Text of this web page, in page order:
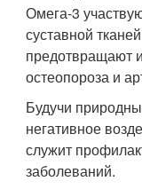
Омега-3
суставной
предотвращают
остеопороза и
Будучи
негативное
служит
заболеваний.